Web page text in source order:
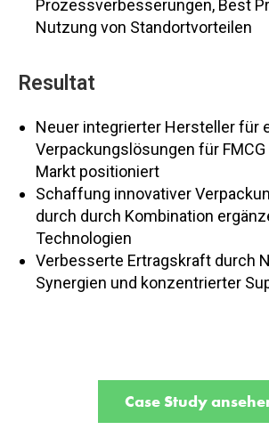
Prozessverbesserungen, Best
Nutzung von Standortvorteilen
Resultat
Neuer integrierter Hersteller für
Verpackungslösungen für
Markt positioniert
Schaffung innovativer
durch durch Kombination
Technologien
Verbesserte Ertragskraft durch
Synergien und konzentrierter
Case Study